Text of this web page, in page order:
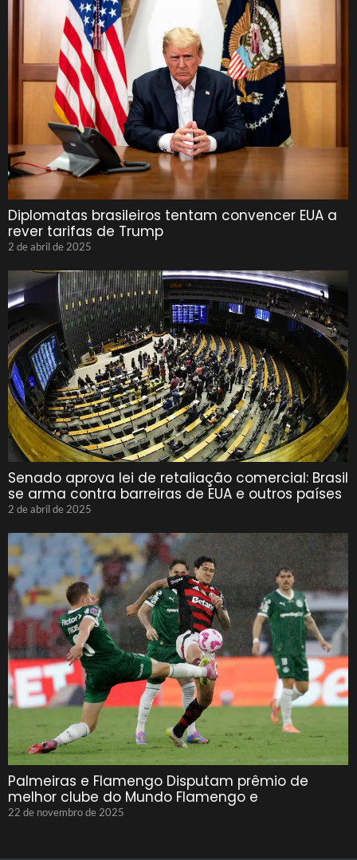
Diplomatas brasileiros tentam convencer EUA a
rever tarifas de Trump
2 de abril de 2025
Senado aprova lei de retaliação comercial: Brasil
se arma contra barreiras de EUA e outros países
2 de abril de 2025
Palmeiras e Flamengo Disputam prêmio de
melhor clube do Mundo Flamengo e
22 de novembro de 2025